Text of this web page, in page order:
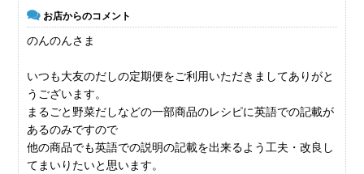
お店からのコメント
のんのんさま
いつも大友のだしの定期便をご利用いただきましてありがと
うございます。
まるごと野菜だしなどの一部商品のレシピに英語での記載が
あるのみですので
他の商品でも英語での説明の記載を出来るよう工夫・改良し
てまいりたいと思います。